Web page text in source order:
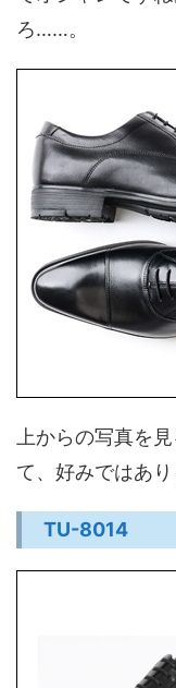
ろ……。
上からの写真を
て、好みではあり
TU-8014